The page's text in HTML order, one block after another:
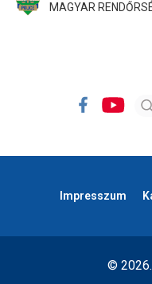
MAGYAR
Impresszum
©